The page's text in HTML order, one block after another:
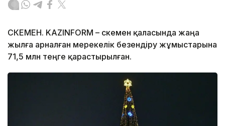
ӨСКЕМЕН. KAZINFORM – Өскемен қаласында жаңа
жылға арналған мерекелік безендіру жұмыстарына
71,5 млн теңге қарастырылған.